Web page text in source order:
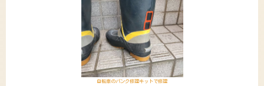
自転車のパンク修理キットで修理